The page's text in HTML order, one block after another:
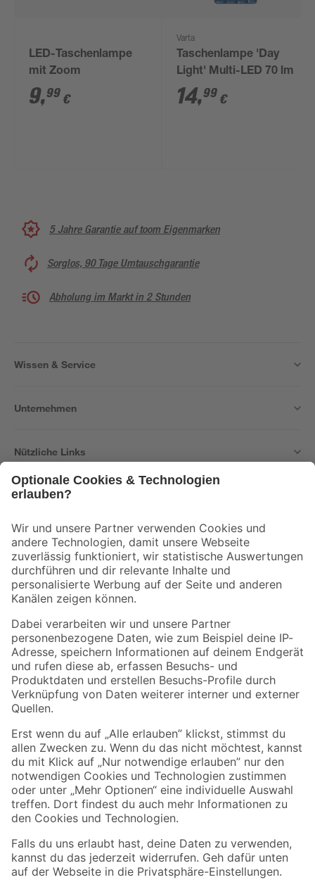
LED-Taschenlampe
mit Zoom
9,99 €
Varta
Taschenlampe 'Day
Light' Multi-LED 70 lm
14,99 €
5 Jahre Garantie auf toom Eigenmarken
Sorglos, 90 Tage Umtauschgarantie
Abholung im Markt in 2 Stunden
Wissen & Service
Unternehmen
Nützliche Links
Der toom Newsletter: Keine Angebote und Aktionen mehr verpassen!
Zur Newsletter Anmeldung
Folge uns
Zahlungsarten Versandarten
Sicher einkaufen
Jetzt die toom-App herunterladen
Alle Preisangaben in EUR inkl. gesetzl. MwSt.. Die dargestellten Angebote sind unter
Umständen nicht in allen Märkten verfügbar. Die angegebenen Verfügbarkeiten beziehen